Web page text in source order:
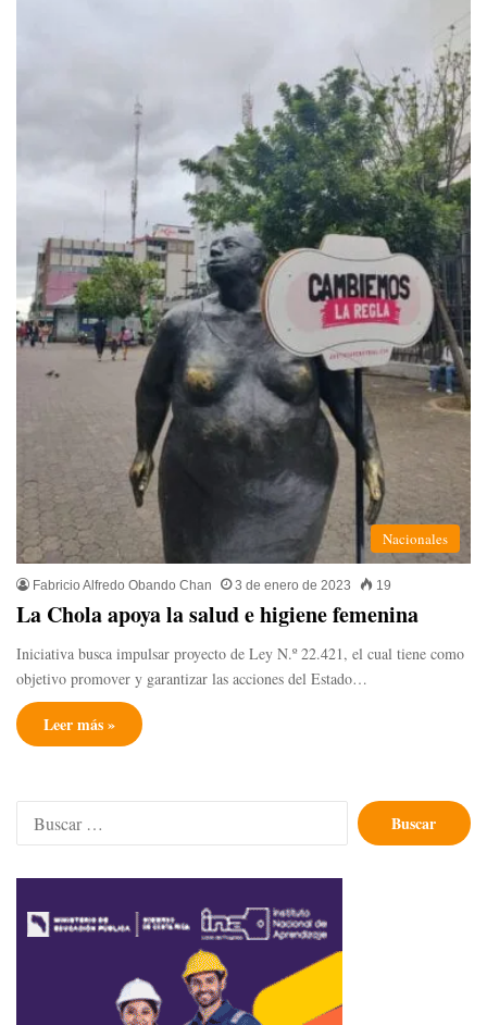
Nacionales
Fabricio Alfredo Obando Chan 3 de enero de 2023 19
La Chola apoya la salud e higiene femenina
Iniciativa busca impulsar proyecto de Ley N.º 22.421, el cual tiene como
objetivo promover y garantizar las acciones del Estado…
Leer más »
Buscar: